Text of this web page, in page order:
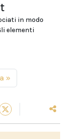
in modo
elementi
»